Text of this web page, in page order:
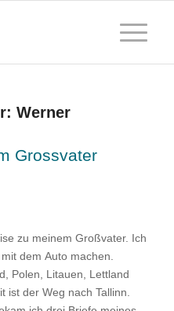
Werner
Grossvater
zu meinem Großvater. Ich
dem Auto machen.
Polen, Litauen, Lettland
ist der Weg nach Tallinn.